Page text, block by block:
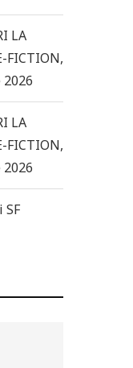
LA
FICTION,
LA
FICTION,